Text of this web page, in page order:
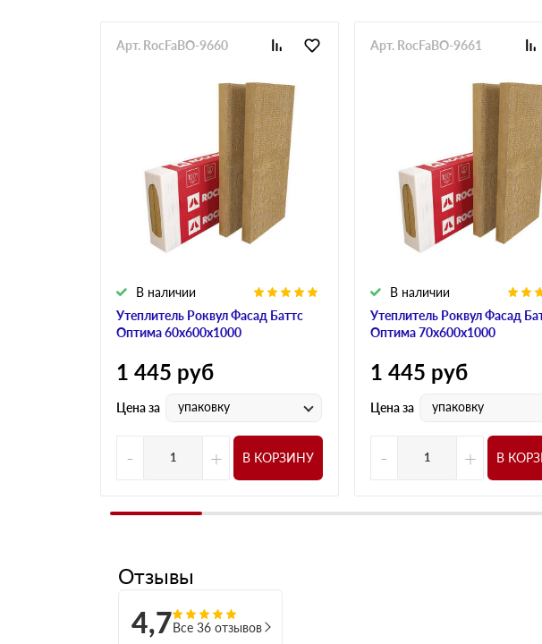
Утеплитель Роквул Фасад Баттс
Оптима 60х600х1000
В наличии
Арт. RocFaBO-9660
1 445 руб
Цена за упаковку
- + В КОРЗИНУ
Утеплитель Роквул Фасад
Оптима 70х600х1000
В наличии
Арт. RocFaBO-9661
1 445 руб
Цена за упаковку
- + В
Отзывы
4,7Все 36 отзывов